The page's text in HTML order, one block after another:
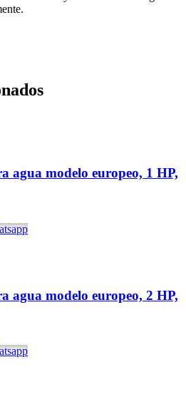
agua modelo europeo, 1 HP,
agua modelo europeo, 2 HP,